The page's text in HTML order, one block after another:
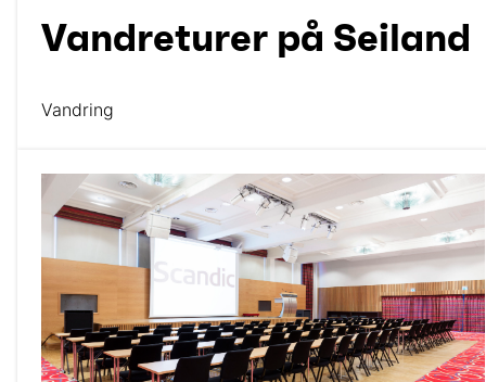
Vandreturer på Seiland
Vandring